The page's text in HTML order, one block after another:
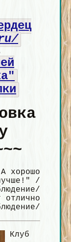
хорошо
/
отлично
Клуб